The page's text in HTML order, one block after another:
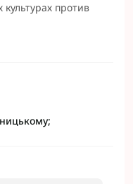
против